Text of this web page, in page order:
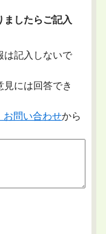
ましたらご記入
は記入しないで
見には回答でき
お問い合わせから